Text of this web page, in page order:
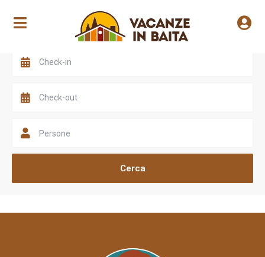
Scegli una valle
Persone